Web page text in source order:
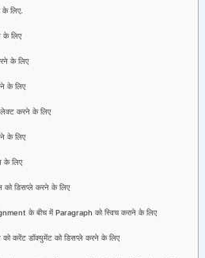
के लिए.
के लिए
के लिए
के लिए
करने के लिए
के लिए
के लिए
को डिसप्ले करने के लिए
के बीच में Paragraph को स्विच कराने के लिए
को करेंट डॉक्युमेंट को डिसप्ले करने के लिए